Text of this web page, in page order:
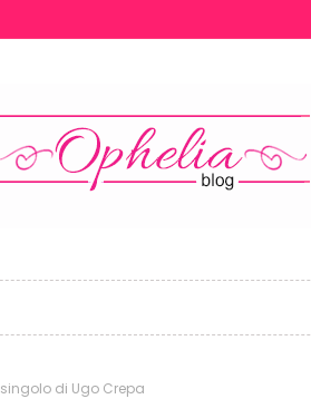
singolo di Ugo Crepa